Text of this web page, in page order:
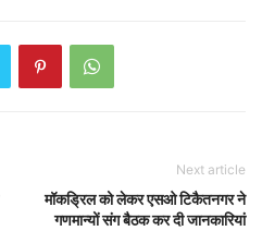
Next article
मॉकड्रिल को लेकर एसओ टिकैतनगर ने
गणमान्यों संग बैठक कर दी जानकारियां